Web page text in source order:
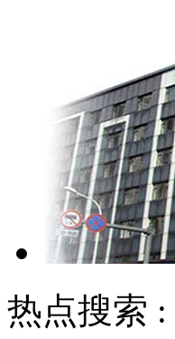
热点搜索 :